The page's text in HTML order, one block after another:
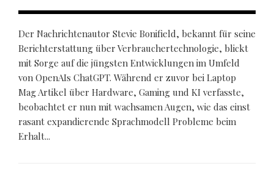
Der Nachrichtenautor Stevie Bonifield, bekannt für seine
Berichterstattung über Verbrauchertechnologie, blickt
mit Sorge auf die jüngsten Entwicklungen im Umfeld
von OpenAIs ChatGPT. Während er zuvor bei Laptop
Mag Artikel über Hardware, Gaming und KI verfasste,
beobachtet er nun mit wachsamen Augen, wie das einst
rasant expandierende Sprachmodell Probleme beim
Erhalt...